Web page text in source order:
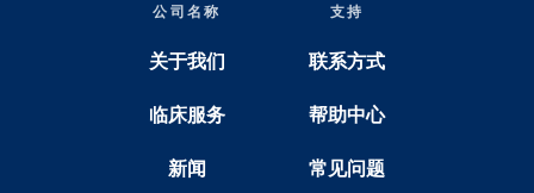
公司名称
关于我们
临床服务
新闻
支持
联系方式
帮助中心
常见问题